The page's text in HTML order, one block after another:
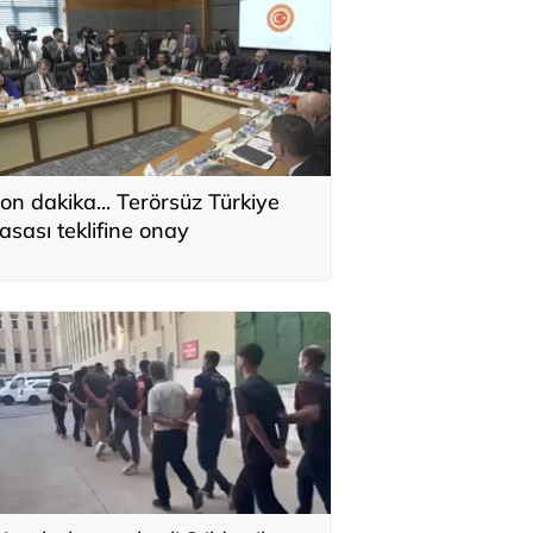
dakika... Terörsüz Türkiye
teklifine onay